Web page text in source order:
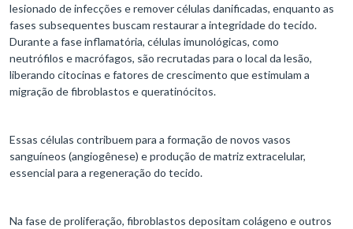
lesionado de infecções e remover células danificadas, enquanto as
fases subsequentes buscam restaurar a integridade do tecido.
Durante a fase inflamatória, células imunológicas, como
neutrófilos e macrófagos, são recrutadas para o local da lesão,
liberando citocinas e fatores de crescimento que estimulam a
migração de fibroblastos e queratinócitos.
Essas células contribuem para a formação de novos vasos
sanguíneos (angiogênese) e produção de matriz extracelular,
essencial para a regeneração do tecido.
Na fase de proliferação, fibroblastos depositam colágeno e outros